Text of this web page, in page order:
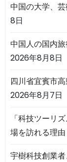
中国の大学、
8日
中国人の国内
2026年8月8日
四川省宜賓市
2026年8月7日
「科技ツーリ
場を訪れる理由
宇樹科技創業